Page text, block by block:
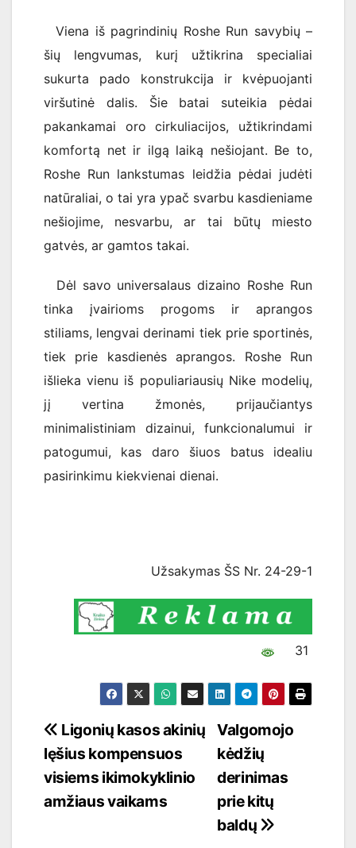
Viena iš pagrindinių Roshe Run savybių –
šių lengvumas, kurį užtikrina specialiai
sukurta pado konstrukcija ir kvėpuojanti
viršutinė dalis. Šie batai suteikia pėdai
pakankamai oro cirkuliacijos, užtikrindami
komfortą net ir ilgą laiką nešiojant. Be to,
Roshe Run lankstumas leidžia pėdai judėti
natūraliai, o tai yra ypač svarbu kasdieniame
nešiojime, nesvarbu, ar tai būtų miesto
gatvės, ar gamtos takai.
Dėl savo universalaus dizaino Roshe Run
tinka įvairioms progoms ir aprangos
stiliams, lengvai derinami tiek prie sportinės,
tiek prie kasdienės aprangos. Roshe Run
išlieka vienu iš populiariausių Nike modelių,
jį vertina žmonės, prijaučiantys
minimalistiniam dizainui, funkcionalumui ir
patogumui, kas daro šiuos batus idealiu
pasirinkimu kiekvienai dienai.
Užsakymas ŠS Nr. 24-29-1
31
Navigacija
tarp
įrašų
Valgomojo
kėdžių
derinimas
prie kitų
baldų
Ligonių kasos akinių
lęšius kompensuos
visiems ikimokyklinio
amžiaus vaikams